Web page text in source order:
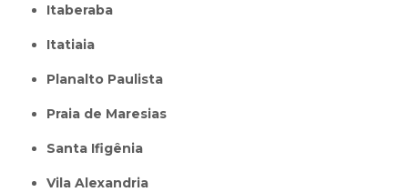
Itaberaba
itatiaia
Planalto Paulista
Praia de Maresias
Santa Ifigênia
Vila Alexandria